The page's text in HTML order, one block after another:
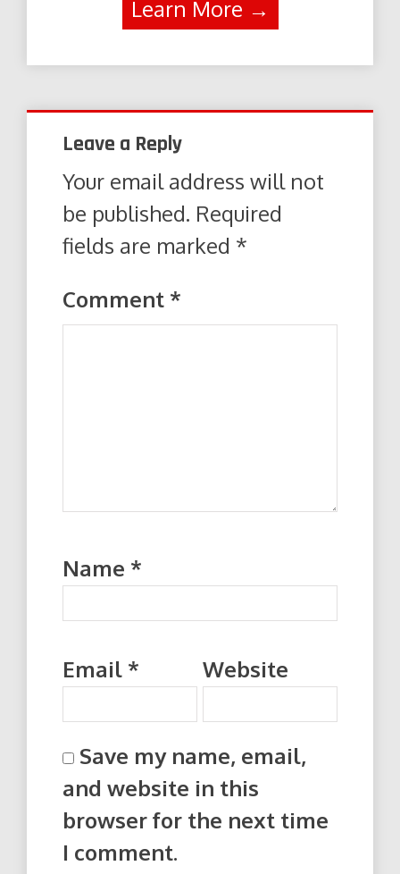
Learn More →
Leave a Reply
Your email address will not
be published. Required
fields are marked *
Comment *
Name *
Email * Website
Save my name, email,
and website in this
browser for the next time
I comment.